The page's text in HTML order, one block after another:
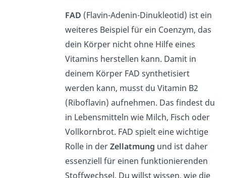
FAD (Flavin-Adenin-Dinukleotid) ist ein
weiteres Beispiel für ein Coenzym, das
dein Körper nicht ohne Hilfe eines
Vitamins herstellen kann. Damit in
deinem Körper FAD synthetisiert
werden kann, musst du Vitamin B2
(Riboflavin) aufnehmen. Das findest du
in Lebensmitteln wie Milch, Fisch oder
Vollkornbrot. FAD spielt eine wichtige
Rolle in derZellatmung und ist daher
essenziell für einen funktionierenden
Stoffwechsel. Du willst wissen, wie die